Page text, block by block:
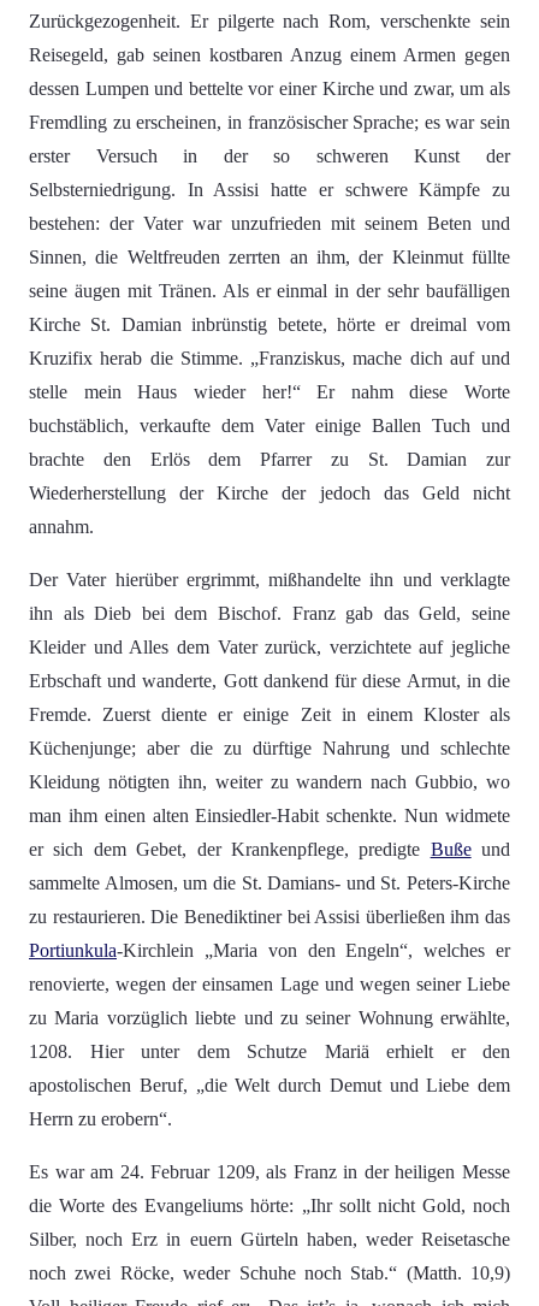
Zurückgezogenheit. Er pilgerte nach Rom, verschenkte sein
Reisegeld, gab seinen kostbaren Anzug einem Armen gegen
dessen Lumpen und bettelte vor einer Kirche und zwar, um als
Fremdling zu erscheinen, in französischer Sprache; es war sein
erster Versuch in der so schweren Kunst der
Selbsterniedrigung. In Assisi hatte er schwere Kämpfe zu
bestehen: der Vater war unzufrieden mit seinem Beten und
Sinnen, die Weltfreuden zerrten an ihm, der Kleinmut füllte
seine äugen mit Tränen. Als er einmal in der sehr baufälligen
Kirche St. Damian inbrünstig betete, hörte er dreimal vom
Kruzifix herab die Stimme. „Franziskus, mache dich auf und
stelle mein Haus wieder her!“ Er nahm diese Worte
buchstäblich, verkaufte dem Vater einige Ballen Tuch und
brachte den Erlös dem Pfarrer zu St. Damian zur
Wiederherstellung der Kirche der jedoch das Geld nicht
annahm.
Der Vater hierüber ergrimmt, mißhandelte ihn und verklagte
ihn als Dieb bei dem Bischof. Franz gab das Geld, seine
Kleider und Alles dem Vater zurück, verzichtete auf jegliche
Erbschaft und wanderte, Gott dankend für diese Armut, in die
Fremde. Zuerst diente er einige Zeit in einem Kloster als
Küchenjunge; aber die zu dürftige Nahrung und schlechte
Kleidung nötigten ihn, weiter zu wandern nach Gubbio, wo
man ihm einen alten Einsiedler-Habit schenkte. Nun widmete
er sich dem Gebet, der Krankenpflege, predigte Bußeund
sammelte Almosen, um die St. Damians- und St. Peters-Kirche
zu restaurieren. Die Benediktiner bei Assisi überließen ihm das
Portiunkula-Kirchlein „Maria von den Engeln“, welches er
renovierte, wegen der einsamen Lage und wegen seiner Liebe
zu Maria vorzüglich liebte und zu seiner Wohnung erwählte,
1208. Hier unter dem Schutze Mariä erhielt er den
apostolischen Beruf, „die Welt durch Demut und Liebe dem
Herrn zu erobern“.
Es war am 24. Februar 1209, als Franz in der heiligen Messe
die Worte des Evangeliums hörte: „Ihr sollt nicht Gold, noch
Silber, noch Erz in euern Gürteln haben, weder Reisetasche
noch zwei Röcke, weder Schuhe noch Stab.“ (Matth. 10,9)